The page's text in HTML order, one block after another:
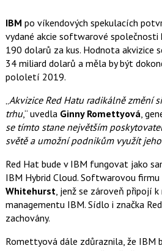
IBM po víkendových spekulacích
vydané akcie softwarové společnosti
190 dolarů za kus. Hodnota akvizice
34 miliard dolarů a měla by být
pololetí 2019.
„Akvizice Red Hatu radikálně změní
trhu,“ uvedla Ginny Romettyová,
se tímto stane největším
světě a umožní podnikům využít
Red Hat bude v IBM fungovat jako
IBM Hybrid Cloud. Softwarovou
Whitehurst, jenž se zároveň připojí
managementu IBM. Sídlo i značka
zachovány.
Romettyová dále zdůraznila, že IBM